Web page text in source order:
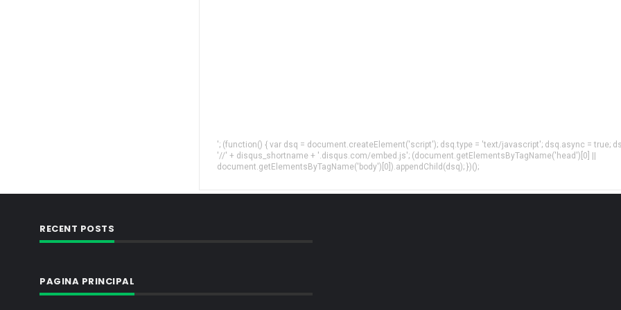
'; (function() { var dsq = document.createElement('script'); dsq.type = 'text/javascript'; dsq.async = true;
'//' + disqus_shortname + '.disqus.com/embed.js'; (document.getElementsByTagName('head')[0] ||
document.getElementsByTagName('body')[0]).appendChild(dsq); })();
RECENT POSTS
PAGINA PRINCIPAL